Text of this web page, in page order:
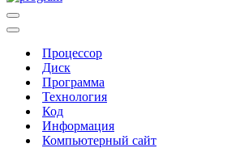
Меню
навигации
Меню
навигацииПроцессор
Диск
Программа
Технология
Код
Информация
Компьютерный сайт